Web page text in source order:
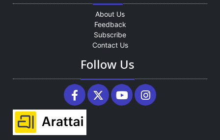
About Us
Feedback
Subscribe
Contact Us
Follow Us